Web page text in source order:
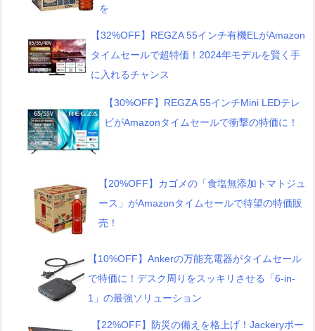
を
【32%OFF】REGZA 55インチ有機ELがAmazon
タイムセールで超特価！2024年モデルを賢く手
に入れるチャンス
【30%OFF】REGZA 55インチMini LEDテレ
ビがAmazonタイムセールで衝撃の特価に！
【20%OFF】カゴメの「食塩無添加トマトジュ
ース」がAmazonタイムセールで待望の特価販
売！
【10%OFF】Ankerの万能充電器がタイムセール
で特価に！デスク周りをスッキリさせる「6-in-
1」の最強ソリューション
【22%OFF】防災の備えを格上げ！Jackeryポー